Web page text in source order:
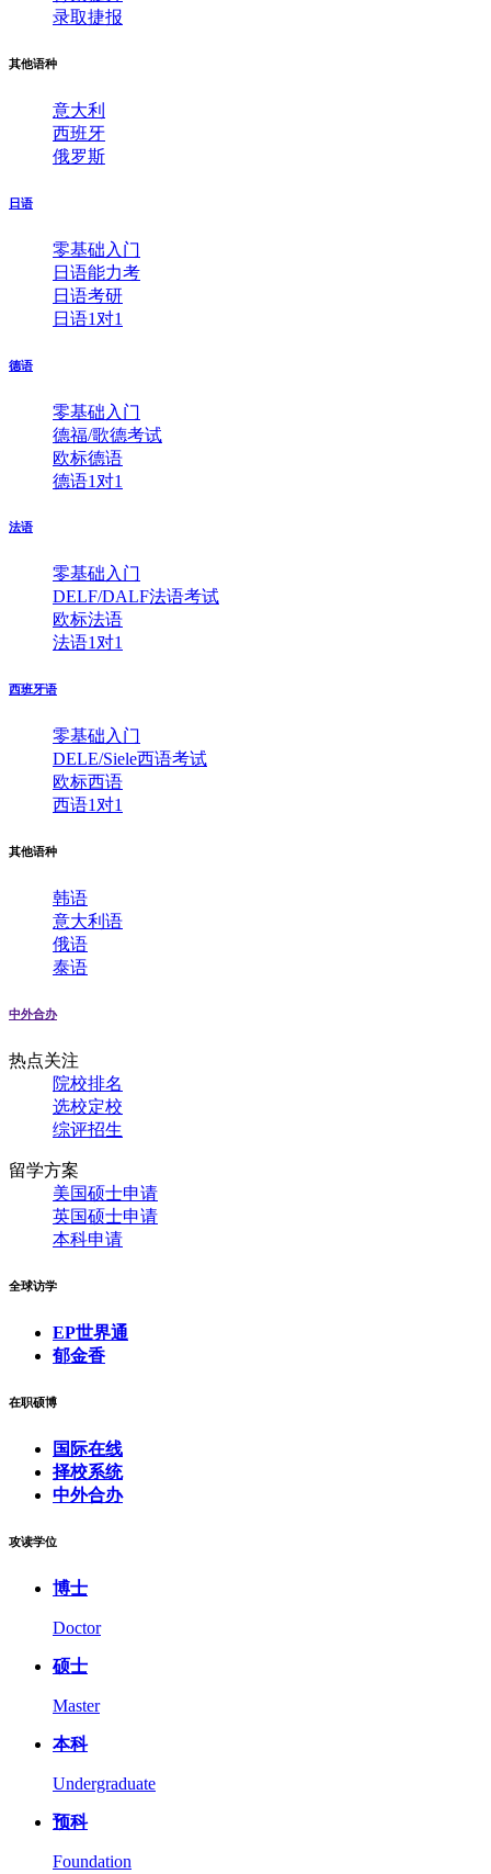
录取捷报
其他语种
意大利
西班牙
俄罗斯
日语
零基础入门
日语能力考
日语考研
日语1对1
德语
零基础入门
德福/歌德考试
欧标德语
德语1对1
法语
零基础入门
DELF/DALF法语考试
欧标法语
法语1对1
西班牙语
零基础入门
DELE/Siele西语考试
欧标西语
西语1对1
其他语种
韩语
意大利语
俄语
泰语
中外合办
热点关注
院校排名
选校定校
综评招生
留学方案
美国硕士申请
英国硕士申请
本科申请
全球访学
EP世界通
郁金香
在职硕博
国际在线
择校系统
中外合办
攻读学位
博士
Doctor
硕士
Master
本科
Undergraduate
预科
Foundation